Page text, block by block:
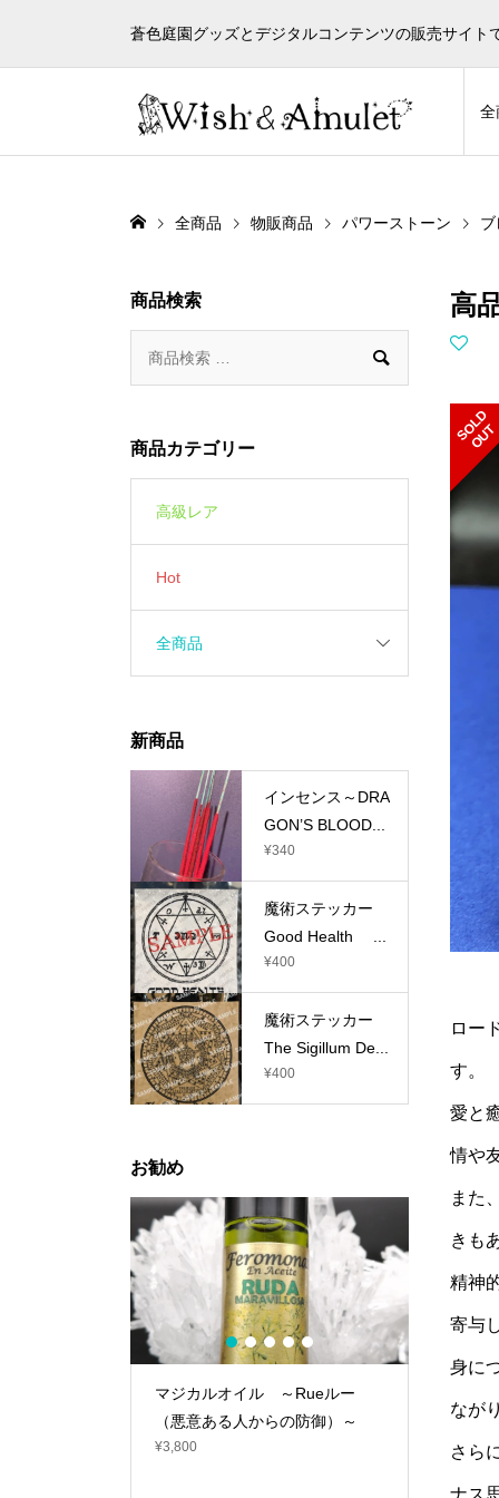
蒼色庭園グッズとデジタルコンテンツの販売サイト
全
全商品 物販商品 パワーストーン
高
S
O
L
D
O
U
T
ロー
す。
愛と
情や
また
きも
精神
寄与
身に
なが
さら
商品検索

商品カテゴリー
高級レア
Hot
全商品
新商品
インセンス～DRA
GON’S BLOOD...
¥340
魔術ステッカー
Good Health ...
¥400
魔術ステッカー
The Sigillum De...
¥400
お勧め
マジカルオイル ～Rueルー
（悪意ある人からの防御）～
¥3,800
ランデ
センス
1 2 3 4 5